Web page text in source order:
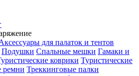
для палаток и тентов
Подушки Спальные мешки Гамаки и
коврики Туристические
ремни Треккинговые палки